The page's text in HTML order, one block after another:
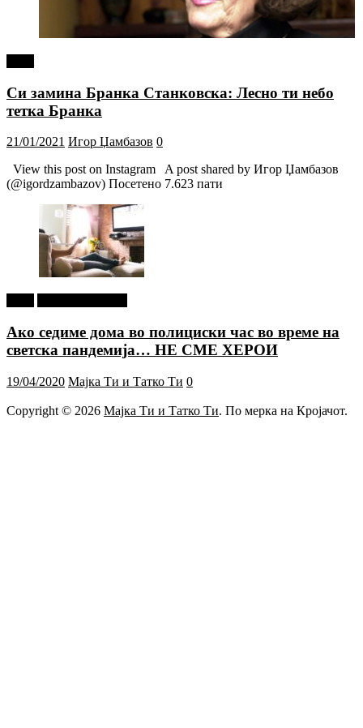
Си замина Бранка Станковска: Лесно ти небо
тетка Бранка
21/01/2021 Игор Џамбазов 0
View this post on Instagram A post shared by Игор Џамбазов
(@igordzambazov) Посетено 7.623 пати
Ако седиме дома во полициски час во време на
светска пандемија… НЕ СМЕ ХЕРОИ
19/04/2020 Мајка Ти и Татко Ти 0
Copyright © 2026 Мајка Ти и Татко Ти. По мерка на Кројачот.